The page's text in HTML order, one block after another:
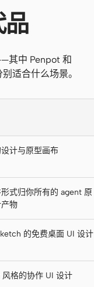
品
其中 Penpot 和
适合什么场景。
计与原型画布
式归你所有的 agent 原
物
的免费桌面 UI 设计
风格的协作 UI 设计